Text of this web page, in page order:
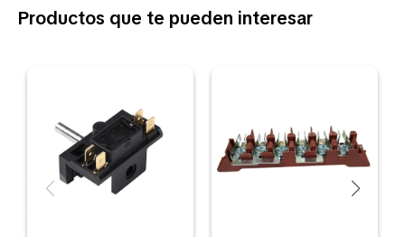
Productos que te pueden interesar